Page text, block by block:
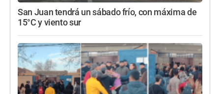
San Juan tendrá un sábado frío, con máxima de
15°C y viento sur